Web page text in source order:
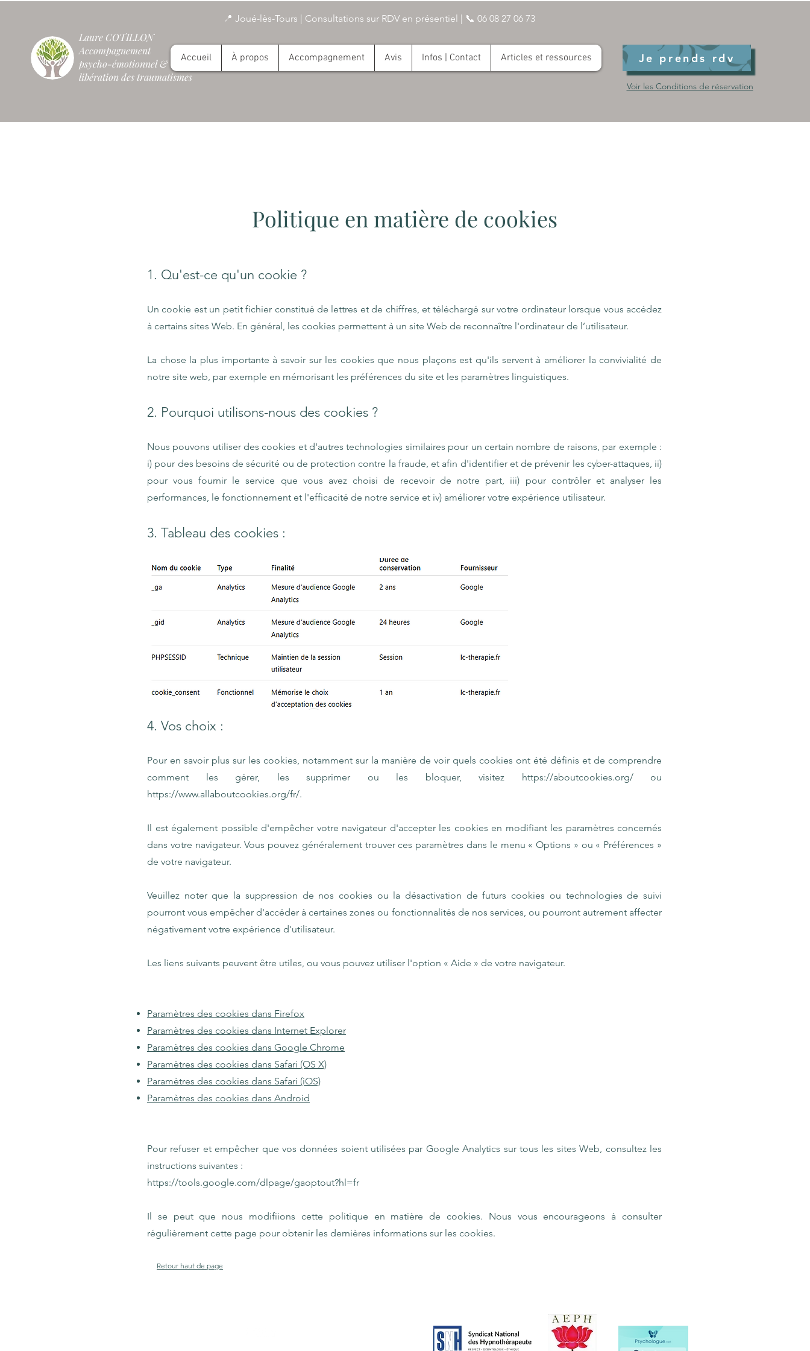
Laure COTILLON
Accompagnement
psycho-émotionnel&
libération des traumatismes
📍 Joué-lès-Tours | Consultations sur RDV en présentiel | 📞 06 08 27 06 73
Accueil À propos Accompagnement Avis Infos | Contact Articles et ressources Je prends rdv
Voir les Conditions de réservation
Politique en matière de cookies
1. Qu'est-ce qu'un cookie ?
Un cookie est un petit fichier constitué de lettres et de chiffres, et téléchargé sur votre ordinateur lorsque vous accédez
à certains sites Web. En général, les cookies permettent à un site Web de reconnaître l'ordinateur de l’utilisateur.
La chose la plus importante à savoir sur les cookies que nous plaçons est qu'ils servent à améliorer la convivialité de
notre site web, par exemple en mémorisant les préférences du site et les paramètres linguistiques.
2. Pourquoi utilisons-nous des cookies ?
Nous pouvons utiliser des cookies et d'autres technologies similaires pour un certain nombre de raisons, par exemple :
i) pour des besoins de sécurité ou de protection contre la fraude, et afin d'identifier et de prévenir les cyber-attaques, ii)
pour vous fournir le service que vous avez choisi de recevoir de notre part, iii) pour contrôler et analyser les
performances, le fonctionnement et l'efficacité de notre service et iv) améliorer votre expérience utilisateur.
3. Tableau des cookies :
4. Vos choix :
Pour en savoir plus sur les cookies, notamment sur la manière de voir quels cookies ont été définis et de comprendre
comment les gérer, les supprimer ou les bloquer, visitez https://aboutcookies.org/ou
https://www.allaboutcookies.org/fr/.
Il est également possible d'empêcher votre navigateur d'accepter les cookies en modifiant les paramètres concernés
dans votre navigateur. Vous pouvez généralement trouver ces paramètres dans le menu « Options » ou « Préférences »
de votre navigateur.
Veuillez noter que la suppression de nos cookies ou la désactivation de futurs cookies ou technologies de suivi
pourront vous empêcher d'accéder à certaines zones ou fonctionnalités de nos services, ou pourront autrement affecter
négativement votre expérience d'utilisateur.
Les liens suivants peuvent être utiles, ou vous pouvez utiliser l'option « Aide » de votre navigateur.
Paramètres des cookies dans Firefox
Paramètres des cookies dans Internet Explorer
Paramètres des cookies dans Google Chrome
Paramètres des cookies dans Safari (OS X)
Paramètres des cookies dans Safari (iOS)
Paramètres des cookies dans Android
Pour refuser et empêcher que vos données soient utilisées par Google Analytics sur tous les sites Web, consultez les
instructions suivantes :
https://tools.google.com/dlpage/gaoptout?hl=fr
Il se peut que nous modifiions cette politique en matière de cookies. Nous vous encourageons à consulter
régulièrement cette page pour obtenir les dernières informations sur les cookies.
Retour haut de page